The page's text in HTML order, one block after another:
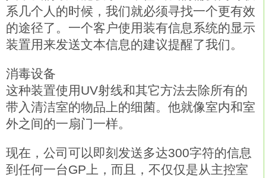
系几个人的时候，我们就必须寻找一个更有效
的途径了。一个客户使用装有信息系统的显示
装置用来发送文本信息的建议提醒了我们。
消毒设备
这种装置使用UV射线和其它方法去除所有的
带入清洁室的物品上的细菌。他就像室内和室
外之间的一扇门一样。
现在，公司可以即刻发送多达300字符的信息
到任何一台GP上，而且，不仅仅是从主控室